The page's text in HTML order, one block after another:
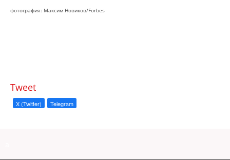
фотография: Максим Новиков/Forbes
Tweet
X (Twitter) Telegram